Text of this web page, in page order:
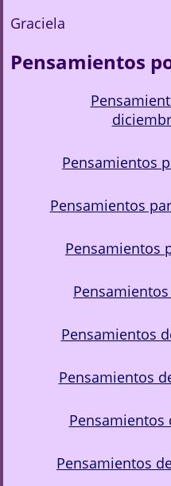
Graciela
Pensamientos
Pensamientos
Pensamientos
Pensamientos
Pensamientos
Pensamientos
Pensamientos
Pensamientos